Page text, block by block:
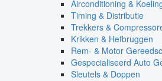
Airconditioning &
Timing & Distributie
Trekkers &
Krikken & Hefbruggen
Rem- & Motor
Gespecialiseerd Auto
Sleutels & Doppen